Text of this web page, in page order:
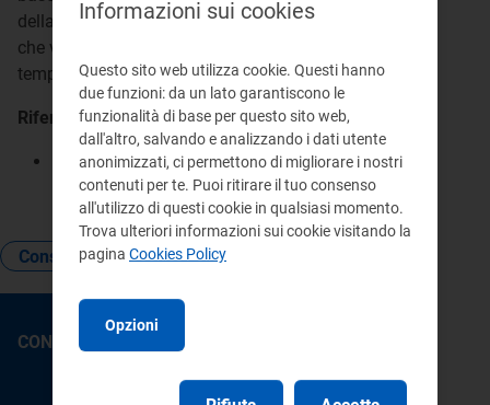
della località in cui si trova la fornitura (elementi
che variano in funzione dell'altitudine, della
temperatura dell'aria e di altri fattori).
Riferimenti:
RTDG (Allegato B alla deliberazione
532/2025/R/gas), articolo 6
Consumo Bolletta
CONTATTI
Informazioni sui cookies
Questo sito web utilizza cookie. Questi hanno
due funzioni: da un lato garantiscono le
funzionalità di base per questo sito web,
dall'altro, salvando e analizzando i dati utente
anonimizzati, ci permettono di migliorare i nostri
contenuti per te. Puoi ritirare il tuo consenso
all'utilizzo di questi cookie in qualsiasi momento.
Trova ulteriori informazioni sui cookie visitando la
pagina Cookies Policy
Opzioni